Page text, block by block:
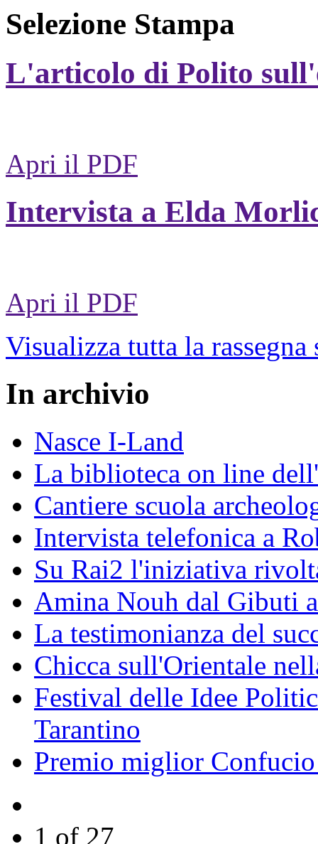
Selezione Stampa
L'articolo di Polito
Apri il PDF
Intervista a Elda
Apri il PDF
Visualizza tutta la rassegna
In archivio
Nasce I-Land
La biblioteca on line
Cantiere scuola
Intervista telefonica a
Su Rai2 l'iniziativa
Amina Nouh dal Gibuti
La testimonianza del
Chicca sull'Orientale
Festival delle Idee
Tarantino
Premio miglior
1 of 27